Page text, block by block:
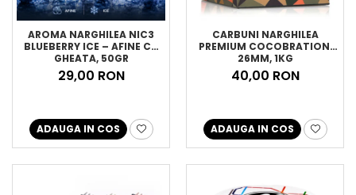
AROMA NARGHILEA NIC3
BLUEBERRY ICE – AFINE CU
GHEATA, 50GR
29,00 RON
ADAUGA IN COS
CARBUNI NARGHILEA
PREMIUM COCOBRATION,
26MM, 1KG
40,00 RON
ADAUGA IN COS